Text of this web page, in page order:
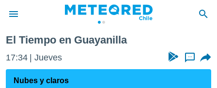
de
por
El Tiempo en Guayanilla
17:34 Jueves ...
Nubes y claros